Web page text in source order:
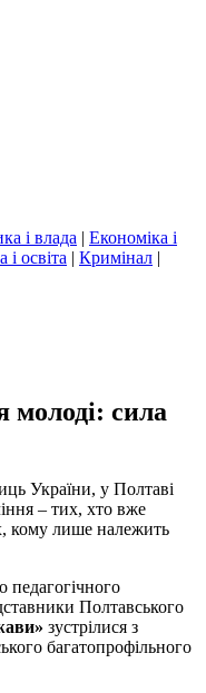
і влада | Економіка і
і освіта | Кримінал |
молоді: сила
України, у Полтаві
– тих, хто вже
кому лише належить
педагогічного
Полтавського
зустрілися з
багатопрофільного